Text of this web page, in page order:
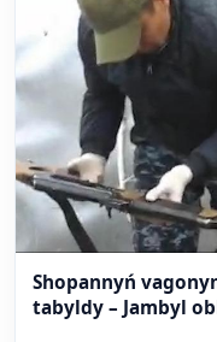
Shopannyń
tabyldy – Jambyl